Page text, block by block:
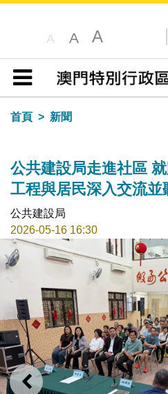
A A A
目錄
首頁
新聞
公共建設局走進社區
工程與居民深入交流並
公共建設局
2026-05-16 16:30
上一則